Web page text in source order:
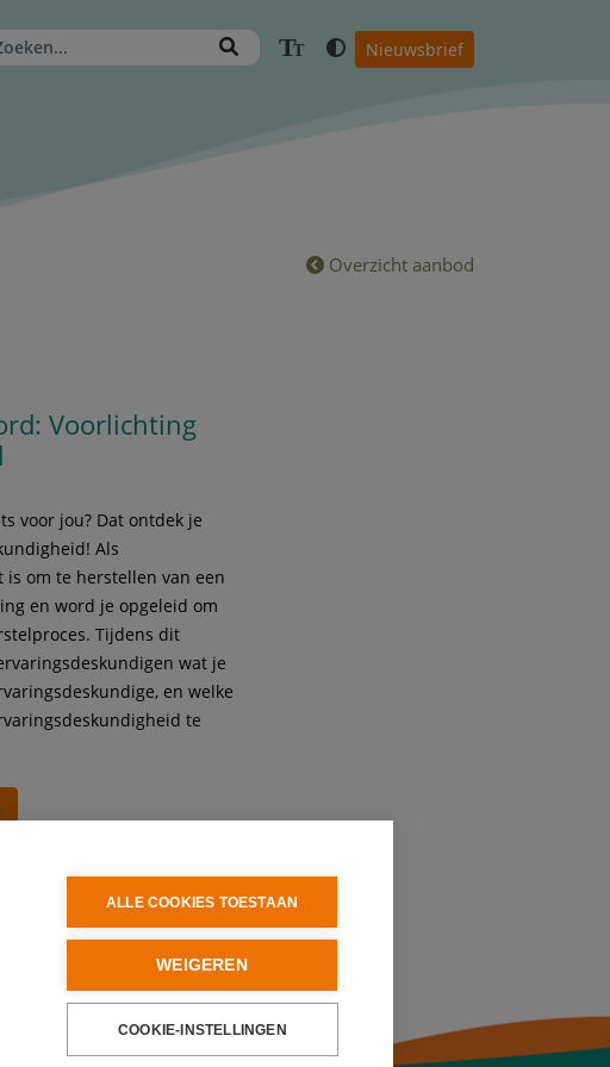
ALLE COOKIES TOESTAAN
WEIGEREN
COOKIE-INSTELLINGEN
TT Nieuwsbrief
Overzicht aanbod
Voorlichting
voor jou? Dat ontdek je
Als
om te herstellen van een
en word je opgeleid om
Tijdens dit
wat je
en welke
te